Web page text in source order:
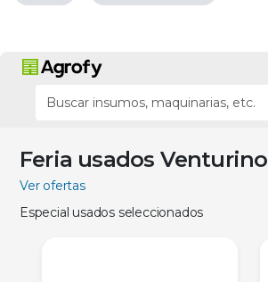
Feria usados Venturino
Ver ofertas
Especial usados seleccionados